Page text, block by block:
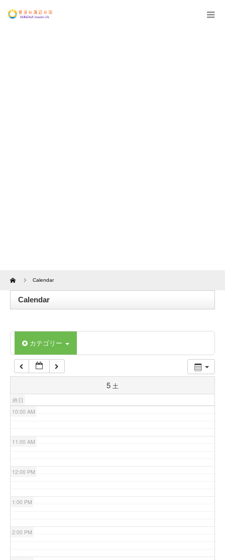
Home Calendar
Calendar
カテゴリー
5 土
終日
6:00 AM
10:00 AM
11:00 AM
12:00 PM
1:00 PM
2:00 PM